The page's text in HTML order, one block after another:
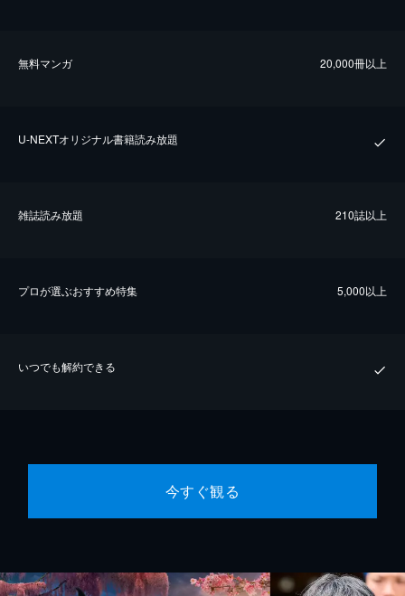
無料マンガ 20,000冊以上
U-NEXTオリジナル書籍読み放題
雑誌読み放題 210誌以上
プロが選ぶおすすめ特集 5,000以上
いつでも解約できる
今すぐ観る